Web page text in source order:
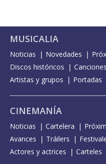
MUSICALIA
Noticias Novedades
Discos históricos
Canciones
Artistas y grupos
Portadas
CINEMANÍA
Noticias Cartelera
Avances
Tráilers
Actores y actrices
Carteles